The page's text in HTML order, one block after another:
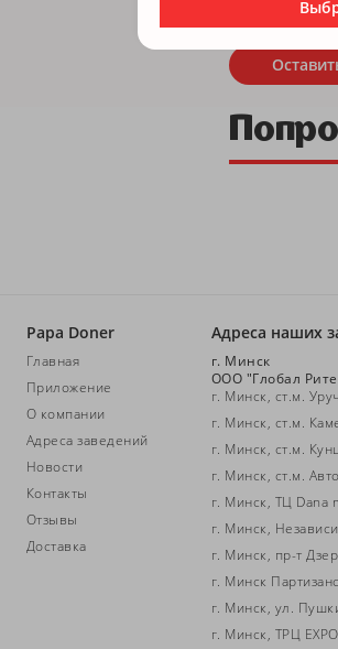
Papa Doner
Главная
Приложение
О компании
Адреса заведений
Новости
Контакты
Отзывы
Доставка
Адреса наших
г. Минск
ООО "Глобал
г. Минск, ст.м.
г. Минск, ст.м.
г. Минск, ст.м.
г. Минск, ст.м.
г. Минск, ТЦ Dana
г. Минск,
г. Минск, пр-т
г. Минск
г. Минск, ул.
г. Минск, ТРЦ